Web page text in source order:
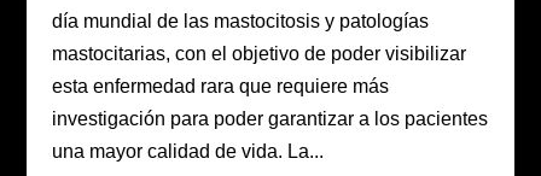
día mundial de las mastocitosis y patologías
mastocitarias, con el objetivo de poder visibilizar
esta enfermedad rara que requiere más
investigación para poder garantizar a los pacientes
una mayor calidad de vida. La...